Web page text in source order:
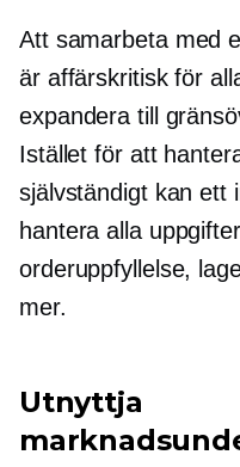
Att samarbeta med
är affärskritiskför
expandera till
Istället för att
självständigt kan ett
hantera alla
orderuppfyllelse,
mer.
Utnyttja